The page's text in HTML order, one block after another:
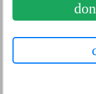
FRITZ!Box
7520, 7510,
5590, 5530